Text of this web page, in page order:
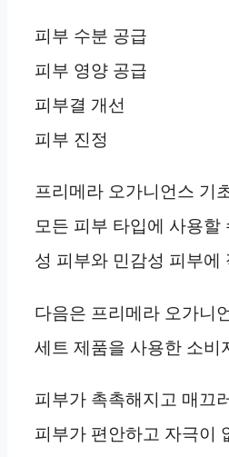
피부 수분 공급
피부 영양 공급
피부결 개선
피부 진정
프리메라 오가니언스 기
모든 피부 타입에 사용할
성 피부와 민감성 피부에
다음은 프리메라 오가니
세트 제품을 사용한 소비
피부가 촉촉해지고 매끄
피부가 편안하고 자극이